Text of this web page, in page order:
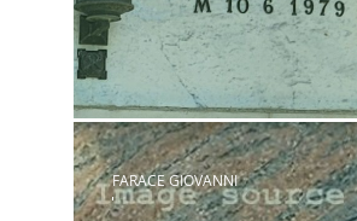
FARACE GIOVANNI